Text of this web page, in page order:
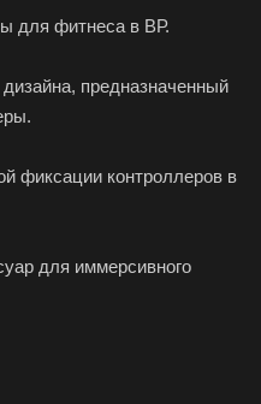
для фитнеса в ВР.
предназначенный
фиксации контроллеров в
для иммерсивного